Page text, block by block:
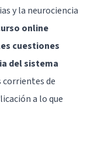
y la neurociencia
online
cuestiones
del sistema
corrientes de
a lo que